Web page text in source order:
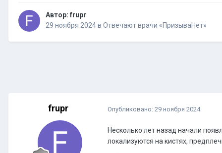
Автор: frupr
29 ноября 2024в Отвечают врачи «ПризываНет»
frupr Опубликовано: 29 ноября 2024
Несколько лет назад начали
локализуются на кистях,